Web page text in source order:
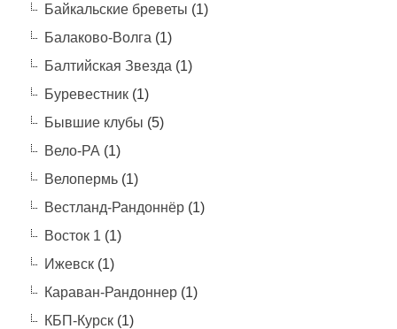
Байкальские бреветы (1)
Балаково-Волга (1)
Балтийская Звезда (1)
Буревестник(1)
Бывшие клубы (5)
Вело-РА (1)
Велопермь(1)
Вестланд-Рандоннёр(1)
Восток 1 (1)
Ижевск(1)
Караван-Рандоннер(1)
КБП-Курск(1)